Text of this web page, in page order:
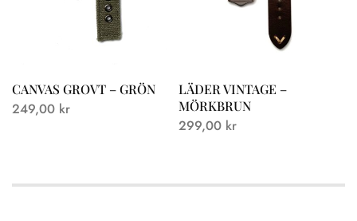
CANVAS GROVT – GRÖN
249,00 kr
LÄDER VINTAGE –
MÖRKBRUN
299,00 kr